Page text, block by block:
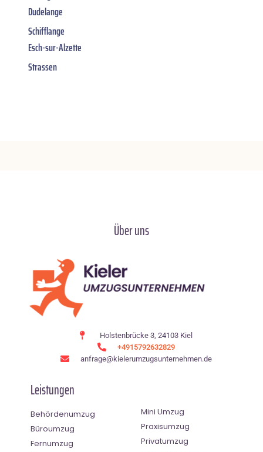
Dudelange
Schifflange
Esch-sur-Alzette
Strassen
Über uns
Holstenbrücke 3, 24103 Kiel
+4915792632829
anfrage@kielerumzugsunternehmen.de
Leistungen
Behördenumzug
Büroumzug
Fernumzug
Mini Umzug
Praxisumzug
Privatumzug